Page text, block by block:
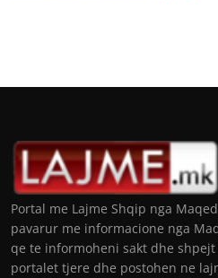
Portal me Lajme Shqip nga
pavarur me informacione nga
qe te informoheni sakt dhe
portalet tjere dhe postohen ne